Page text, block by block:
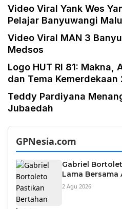
Video Viral Yank Wes
Pelajar Banyuwangi Malu
Video Viral MAN 3
Medsos
Logo HUT RI 81: Makna,
dan Tema Kemerdekaan
Teddy Pardiyana
Jubaedah
GPNesia.com
Gabriel
Lama Bersama
2 Agu 2026